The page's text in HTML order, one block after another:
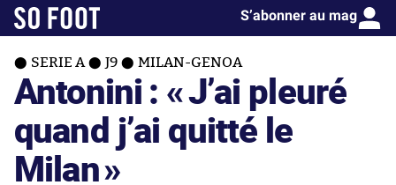
S’abonner au mag
SERIE A J9 MILAN-GENOA
Antonini : «J’ai pleuré
quand j’ai quitté le
Milan»